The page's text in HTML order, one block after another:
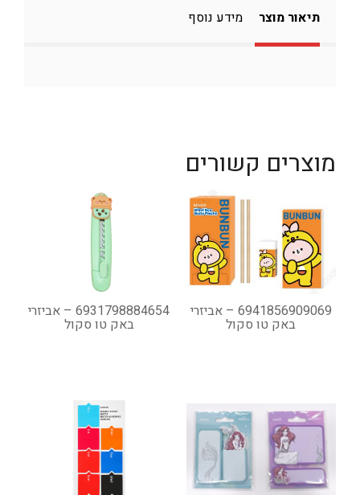
ספורט
קוסמטיקה
תיאור מוצר מידע נוסף
מוצרים קשורים
6941856909069 – אביזרי
באק טו סקול
6931798884654 – אביזרי
באק טו סקול